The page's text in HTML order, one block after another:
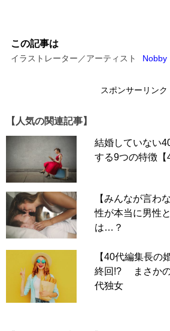
この記事は
イラストレーター／アーティスト Nobby
スポンサーリンク
【人気の関連記事】
結婚していない
する9つの特徴【
【みんなが言わ
性が本当に男性
は…？
【40代編集長の
終回!? まさかの
代独女